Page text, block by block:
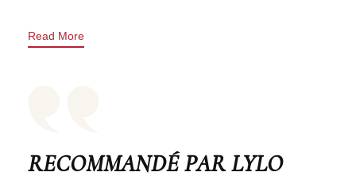
Read More
RECOMMANDÉ PAR LYLO